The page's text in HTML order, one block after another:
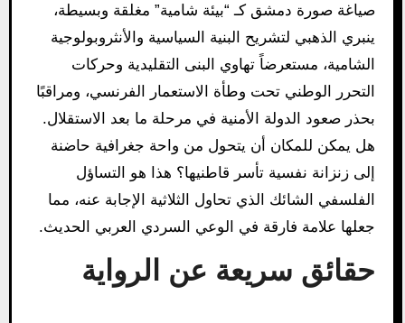
صياغة صورة دمشق كـ “بيئة شامية” مغلقة وبسيطة،
ينبري الذهبي لتشريح البنية السياسية والأنثروبولوجية
الشامية، مستعرضاً تهاوي البنى التقليدية وحركات
التحرر الوطني تحت وطأة الاستعمار الفرنسي، ومراقبًا
بحذر صعود الدولة الأمنية في مرحلة ما بعد الاستقلال.
هل يمكن للمكان أن يتحول من واحة جغرافية حاضنة
إلى زنزانة نفسية تأسر قاطنيها؟ هذا هو التساؤل
الفلسفي الشائك الذي تحاول الثلاثية الإجابة عنه، مما
جعلها علامة فارقة في الوعي السردي العربي الحديث.
حقائق سريعة عن الرواية